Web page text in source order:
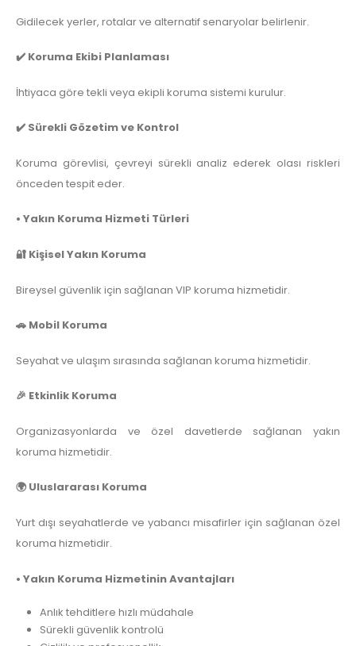
Gidilecek yerler, rotalar ve alternatif senaryolar belirlenir.
✔️ Koruma Ekibi Planlaması
İhtiyaca göre tekli veya ekipli koruma sistemi kurulur.
✔️ Sürekli Gözetim ve Kontrol
Koruma görevlisi, çevreyi sürekli analiz ederek olası riskleri
önceden tespit eder.
• Yakın Koruma Hizmeti Türleri
🔐 Kişisel Yakın Koruma
Bireysel güvenlik için sağlanan VIP koruma hizmetidir.
🚗 Mobil Koruma
Seyahat ve ulaşım sırasında sağlanan koruma hizmetidir.
🎉 Etkinlik Koruma
Organizasyonlarda ve özel davetlerde sağlanan yakın
koruma hizmetidir.
🌍 Uluslararası Koruma
Yurt dışı seyahatlerde ve yabancı misafirler için sağlanan özel
koruma hizmetidir.
• Yakın Koruma Hizmetinin Avantajları
Anlık tehditlere hızlı müdahale
Sürekli güvenlik kontrolü